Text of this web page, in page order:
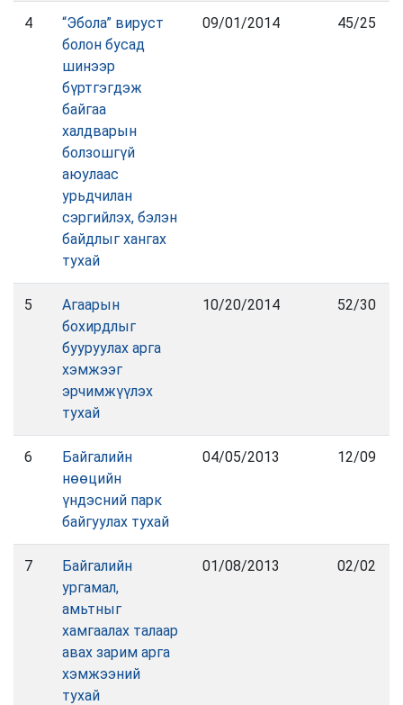
4
“Эбола” вируст
болон бусад
шинээр
бүртгэгдэж
байгаа
халдварын
болзошгүй
аюулаас
урьдчилан
сэргийлэх, бэлэн
байдлыг хангах
тухай
09/01/2014 45/25
5
Агаарын
бохирдлыг
бууруулах арга
хэмжээг
эрчимжүүлэх
тухай
10/20/2014 52/30
6
Байгалийн
нөөцийн
үндэсний парк
байгуулах тухай
04/05/2013 12/09
7
Байгалийн
ургамал,
амьтныг
хамгаалах талаар
авах зарим арга
хэмжээний
тухай
01/08/2013 02/02